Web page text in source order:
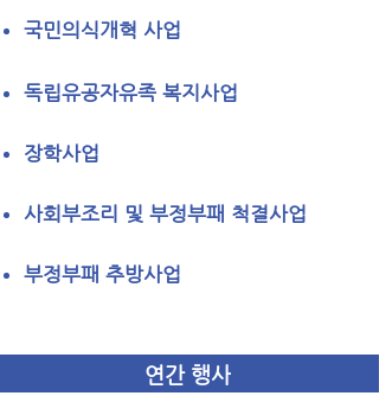
국민의식개혁 사업
독립유공자유족 복지사업
장학사업
사회부조리 및 부정부패 척결사업
부정부패 추방사업
연간 행사